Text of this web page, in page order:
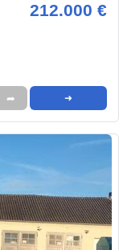
212.000 €
➦ ➜